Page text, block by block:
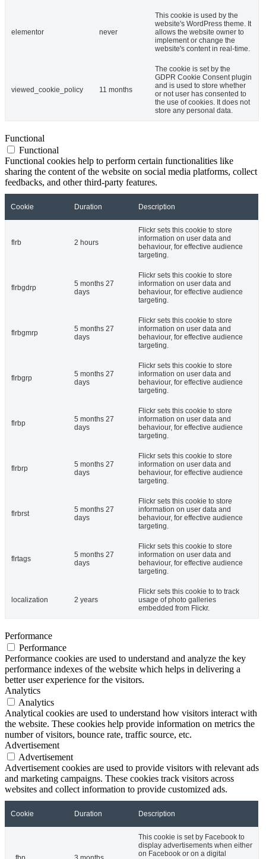
elementor never
This cookie is used by the
website's WordPress theme. It
allows the website owner to
implement or change the
website's content in real-time.
viewed_cookie_policy 11 months
The cookie is set by the
GDPR Cookie Consent plugin
and is used to store whether
or not user has consented to
the use of cookies. It does not
store any personal data.
Functional
Functional
Functional cookies help to perform certain functionalities like
sharing the content of the website on social media platforms, collect
feedbacks, and other third-party features.
Cookie Duration Description
flrb 2 hours
Flickr sets this cookie to store
information on user data and
behaviour, for effective audience
targeting.
flrbgdrp
5 months 27
days
Flickr sets this cookie to store
information on user data and
behaviour, for effective audience
targeting.
flrbgmrp
5 months 27
days
Flickr sets this cookie to store
information on user data and
behaviour, for effective audience
targeting.
flrbgrp
5 months 27
days
Flickr sets this cookie to store
information on user data and
behaviour, for effective audience
targeting.
flrbp
5 months 27
days
Flickr sets this cookie to store
information on user data and
behaviour, for effective audience
targeting.
flrbrp
5 months 27
days
Flickr sets this cookie to store
information on user data and
behaviour, for effective audience
targeting.
flrbrst
5 months 27
days
Flickr sets this cookie to store
information on user data and
behaviour, for effective audience
targeting.
flrtags
5 months 27
days
Flickr sets this cookie to store
information on user data and
behaviour, for effective audience
targeting.
localization 2 years
Flickr sets this cookie to to track
usage of photo galleries
embedded from Flickr.
Performance
Performance
Performance cookies are used to understand and analyze the key
performance indexes of the website which helps in delivering a
better user experience for the visitors.
Analytics
Analytics
Analytical cookies are used to understand how visitors interact with
the website. These cookies help provide information on metrics the
number of visitors, bounce rate, traffic source, etc.
Advertisement
Advertisement
Advertisement cookies are used to provide visitors with relevant ads
and marketing campaigns. These cookies track visitors across
websites and collect information to provide customized ads.
Cookie Duration Description
This cookie is set by Facebook to
display advertisements when either
on Facebook or on a digital